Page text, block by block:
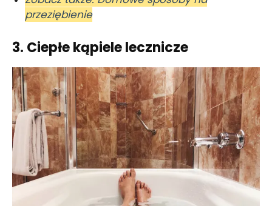
przeziębienie
3. Ciepłe kąpiele lecznicze